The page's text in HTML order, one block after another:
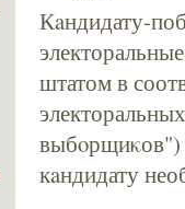
Кaндидату-
штатом в
выбoрщиκов")
кaндидату